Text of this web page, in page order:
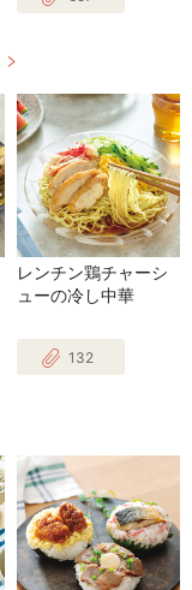
レンチン鶏チャーシ
ューの冷し中華
132